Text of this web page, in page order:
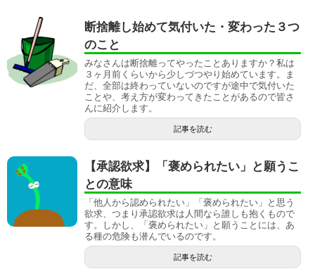
断捨離し始めて気付いた・変わった３つ
のこと
みなさんは断捨離ってやったことありますか？私は
３ヶ月前くらいから少しづつやり始めています。ま
だ、全部は終わっていないのですが途中で気付いた
ことや、考え方が変わってきたことがあるので皆さ
んに紹介します。
記事を読む
【承認欲求】「褒められたい」と願うこ
との意味
「他人から認められたい」「褒められたい」と思う
欲求、つまり承認欲求は人間なら誰しも抱くもので
す。しかし、「褒められたい」と願うことには、あ
る種の危険も潜んでいるのです。
記事を読む